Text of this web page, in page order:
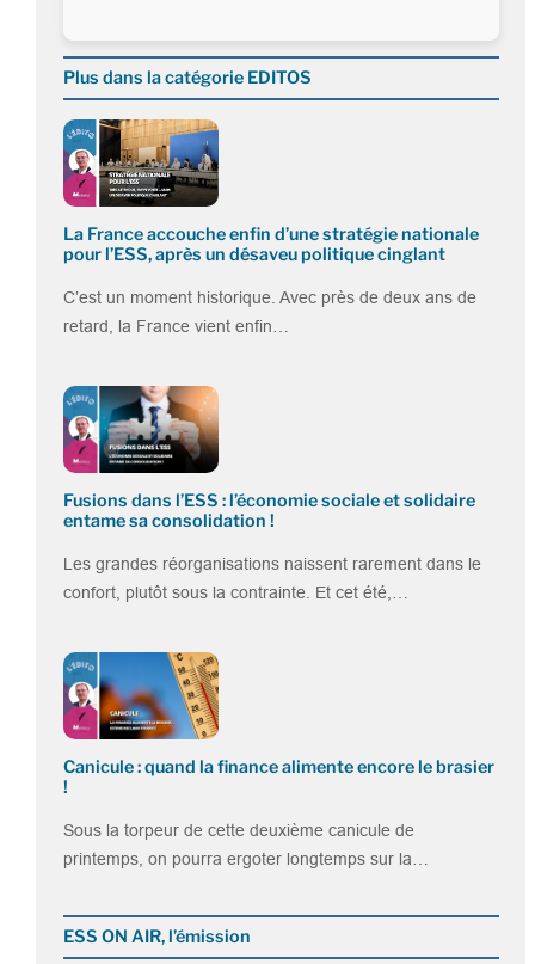
Plus dans la catégorie EDITOS
La France accouche enfin d’une stratégie nationale
pour l’ESS, après un désaveu politique cinglant
C’est un moment historique. Avec près de deux ans de
retard, la France vient enfin…
Fusions dans l’ESS : l’économie sociale et solidaire
entame sa consolidation !
Les grandes réorganisations naissent rarement dans le
confort, plutôt sous la contrainte. Et cet été,…
Canicule : quand la finance alimente encore le brasier
!
Sous la torpeur de cette deuxième canicule de
printemps, on pourra ergoter longtemps sur la…
ESS ON AIR, l’émission